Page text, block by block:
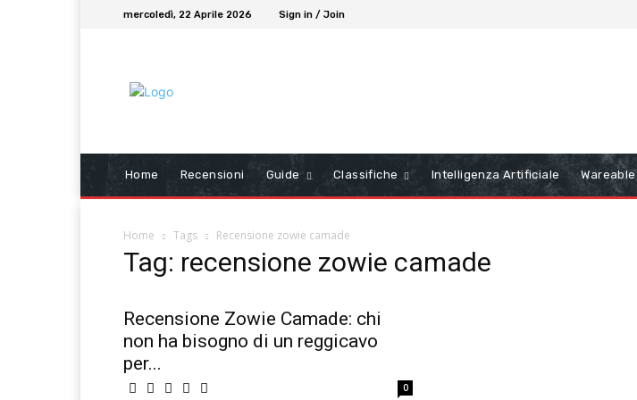
mercoledì, 22 Aprile 2026 Sign in / Join
Home Recensioni Guide Classifiche Intelligenza Artificiale Wareable
Home Tags Recensione zowie camade
Tag: recensione zowie camade
Recensione Zowie Camade: chi
non ha bisogno di un reggicavo
per...
0